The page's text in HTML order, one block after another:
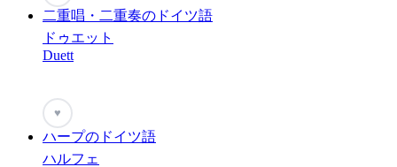
二重唱・二重奏のドイツ語
ドゥエット
Duett
♥
ハープのドイツ語
ハルフェ